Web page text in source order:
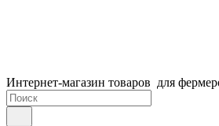
Интернет-магазин товаров для